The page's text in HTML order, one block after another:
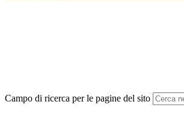
Campo di ricerca per le pagine del sito